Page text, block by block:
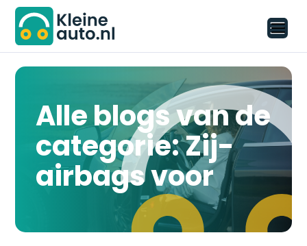
Alle blogs van de
categorie: Zij-
airbags voor